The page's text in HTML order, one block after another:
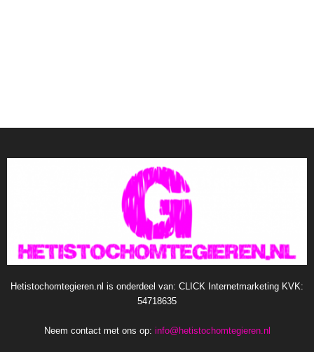
Hetistochomtegieren.nl is onderdeel van: CLICK Internetmarketing KVK:
54718635
Neem contact met ons op: info@hetistochomtegieren.nl